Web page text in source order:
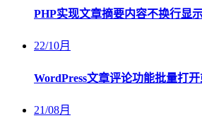
PHP实现文章摘要内容不换行显
22/10月
WordPress文章评论功能批量打
21/08月